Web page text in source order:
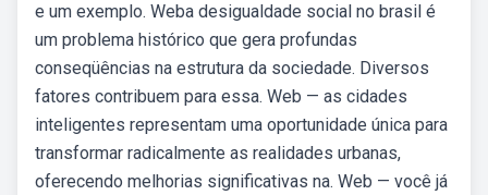
e um exemplo. Weba desigualdade social no brasil é
um problema histórico que gera profundas
conseqüências na estrutura da sociedade. Diversos
fatores contribuem para essa. Web — as cidades
inteligentes representam uma oportunidade única para
transformar radicalmente as realidades urbanas,
oferecendo melhorias significativas na. Web — você já